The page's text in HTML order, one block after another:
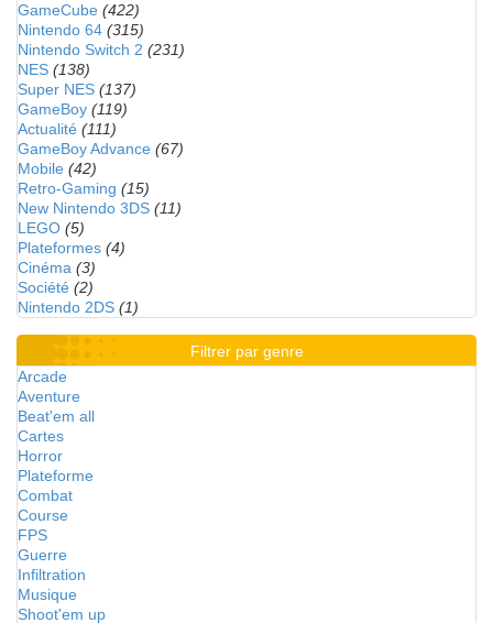
GameCube (422)
Nintendo 64 (315)
Nintendo Switch 2 (231)
NES (138)
Super NES (137)
GameBoy (119)
Actualité (111)
GameBoy Advance (67)
Mobile (42)
Retro-Gaming (15)
New Nintendo 3DS (11)
LEGO (5)
Plateformes (4)
Cinéma (3)
Société (2)
Nintendo 2DS (1)
Filtrer par genre
Arcade
Aventure
Beat'em all
Cartes
Horror
Plateforme
Combat
Course
FPS
Guerre
Infiltration
Musique
Shoot'em up